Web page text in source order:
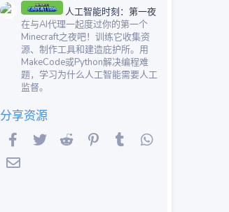
人工智能时刻：第一夜
在与AI代理一起度过你的第一个
Minecraft之夜吧！训练它收集资
源、制作工具和建造庇护所。用
MakeCode或Python解决编程难
题，学习为什么人工智能需要人工
监督。
分享资源
Facebook
Twitter Reddit PinterestTumblr